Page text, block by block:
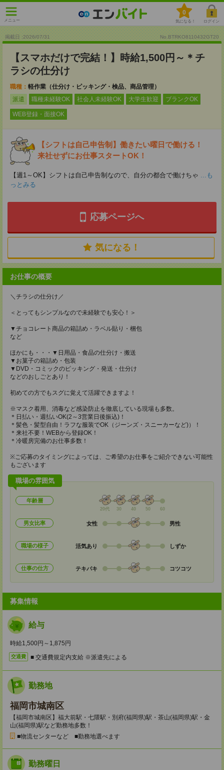
メニュー
0
気になる！ ログイン
掲載日 :2026/07/31 No.BTRKO8110432GT20
【スマホだけで完結！】時給1,500円～＊チ
ラシの仕分け
職種： 軽作業（仕分け・ピッキング・検品、商品管理）
派遣
職種未経験OK 社会人未経験OK 大学生歓迎 ブランクOK
WEB登録・面接OK
【シフトは自己申告制】働きたい曜日で働ける！
来社せずにお仕事スタートOK！
【週1～OK】シフトは自己申告制なので、自分の都合で働けちゃ ...も
っとみる
応募ページへ
気になる！
お仕事の概要
＼チラシの仕分け／
＜とってもシンプルなので未経験でも安心！＞
▼チョコレート商品の箱詰め・ラベル貼り・梱包
など
ほかにも・・・▼日用品・食品の仕分け・搬送
▼お菓子の箱詰め・包装
▼DVD・コミックのピッキング・発送・仕分け
などのおしごとあり！
初めての方でもスグに覚えて活躍できますよ！
※マスク着用、消毒など感染防止を徹底している現場も多数。
＊日払い・週払いOK(2～3営業日後振込)！
＊髪色・髪型自由！ラフな服装でOK（ジーンズ・スニーカーなど)）！
＊来社不要！WEBから登録OK！
＊冷暖房完備のお仕事多数！
※ご応募のタイミングによっては、ご希望のお仕事をご紹介できない可能性
もございます
職場の雰囲気
年齢層
20代 30 40 50 60
男女比率 女性 男性
職場の様子 活気あり しずか
仕事の仕方 テキパキ コツコツ
募集情報
給与
時給1,500円～1,875円
交通費 ■ 交通費規定内支給 ※派遣先による
勤務地
福岡市城南区
【福岡市城南区】福大前駅・七隈駅・別府(福岡県)駅・茶山(福岡県)駅・金
山(福岡県)駅など勤務地多数！
■物流センターなど ■勤務地選べます
勤務曜日